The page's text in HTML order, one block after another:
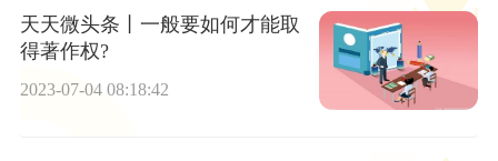
天天微头条丨一般要如何才能取
得著作权?
2023-07-04 08:18:42